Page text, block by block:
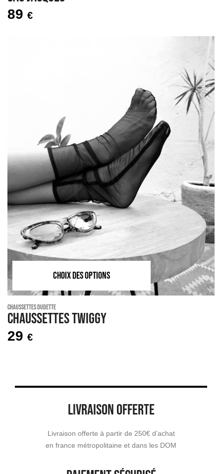
89 €
CHOIX DES OPTIONS
Chaussettes Dudette
Chaussettes TWIGGY
29 €
LIVRAISON OFFERTE
Livraison offerte à partir de 250€ d’achat
en france métropolitaine et dans les DOM